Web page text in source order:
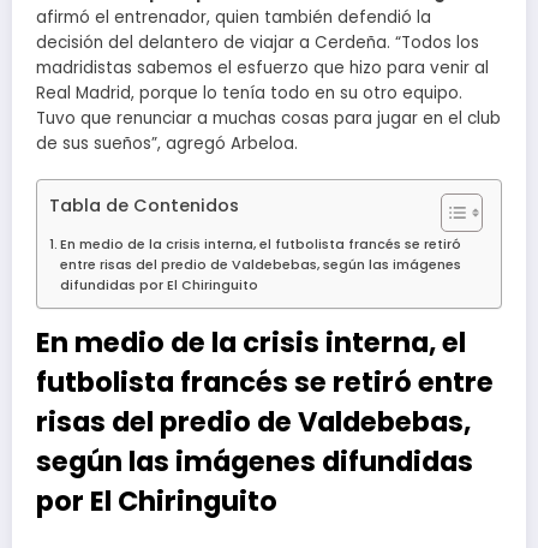
afirmó el entrenador, quien también defendió la
decisión del delantero de viajar a Cerdeña. “Todos los
madridistas sabemos el esfuerzo que hizo para venir al
Real Madrid, porque lo tenía todo en su otro equipo.
Tuvo que renunciar a muchas cosas para jugar en el club
de sus sueños”, agregó Arbeloa.
Tabla de Contenidos
En medio de la crisis interna, el futbolista francés se retiró
entre risas del predio de Valdebebas, según las imágenes
difundidas por El Chiringuito
En medio de la crisis interna, el
futbolista francés se retiró entre
risas del predio de Valdebebas,
según las imágenes difundidas
por El Chiringuito